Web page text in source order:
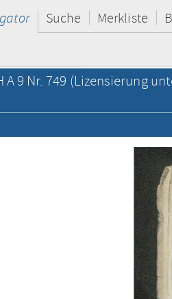
Suche Merkliste
9 Nr. 749 (Lizensierung